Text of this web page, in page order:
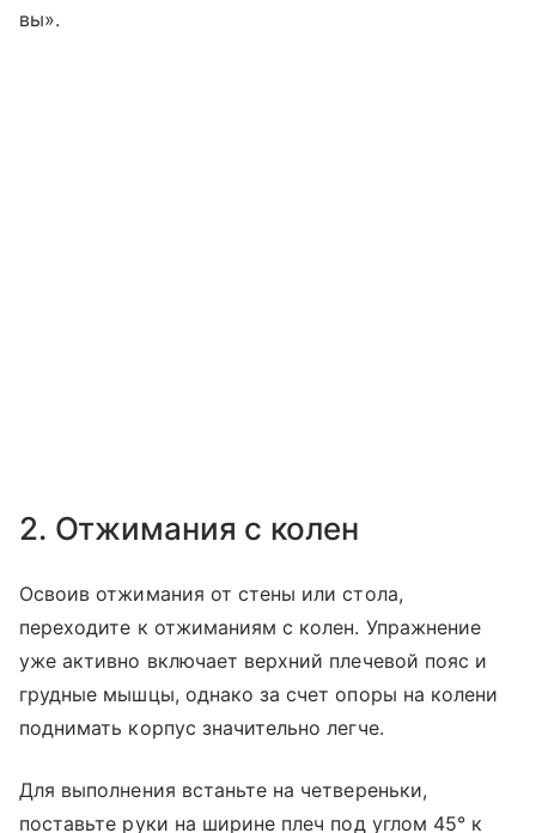
вы».
2. Отжимания с колен
Освоив отжимания от стены или стола,
переходите к отжиманиям с колен. Упражнение
уже активно включает верхний плечевой пояс и
грудные мышцы, однако за счет опоры на колени
поднимать корпус значительно легче.
Для выполнения встаньте на четвереньки,
поставьте руки на ширине плеч под углом 45° к